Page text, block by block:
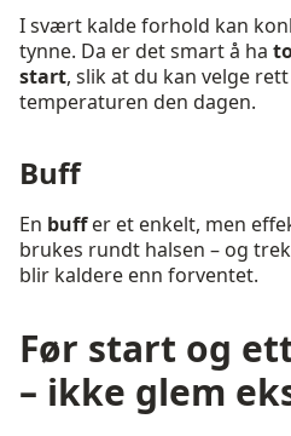
I svært kalde forhold kan
tynne. Da er det smart å ha
start, slik at du kan velge
temperaturen den dagen.
Buff
En buffer et enkelt, men
brukes rundt halsen – og
blir kaldere enn forventet.
Før start og
– ikke glem